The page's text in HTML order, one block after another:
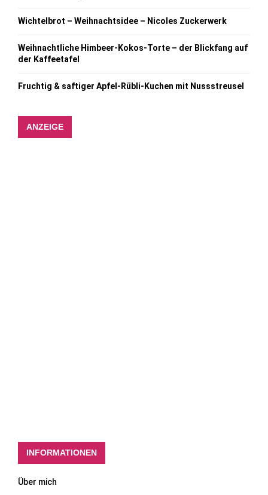
Wichtelbrot – Weihnachtsidee – Nicoles Zuckerwerk
Weihnachtliche Himbeer-Kokos-Torte – der Blickfang auf
der Kaffeetafel
Fruchtig & saftiger Apfel-Rübli-Kuchen mit Nussstreusel
ANZEIGE
INFORMATIONEN
Über mich